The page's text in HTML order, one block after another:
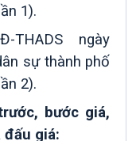
1).
ngày
sự thành phố
2).
bước giá,
giá: